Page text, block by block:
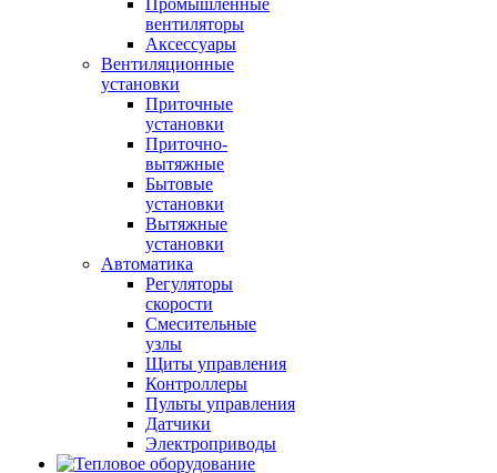
Промышленные
вентиляторы
Аксессуары
Вентиляционные
установки
Приточные
установки
Приточно-
вытяжные
Бытовые
установки
Вытяжные
установки
Автоматика
Регуляторы
скорости
Смесительные
узлы
Щиты управления
Контроллеры
Пульты управления
Датчики
Электроприводы